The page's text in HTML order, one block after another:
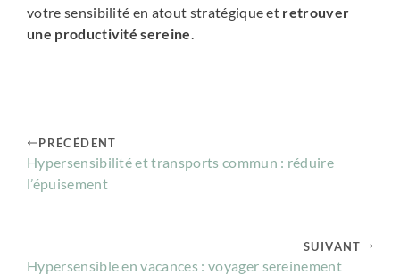
votre sensibilité en atout stratégique et retrouver
une productivité sereine.
PRÉCÉDENT
Hypersensibilité et transports commun : réduire
l’épuisement
SUIVANT
Hypersensible en vacances : voyager sereinement